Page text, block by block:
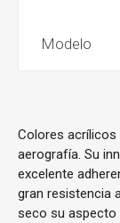
Modelo
Colores
aerografía. Su
excelente
gran resistencia
seco su aspecto